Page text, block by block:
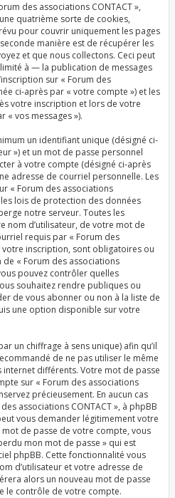
des associations CONTACT »,
quatrième sorte de cookies,
pour couvrir uniquement les pages
manière est de récupérer les
et que nous collectons. Ceci peut
à — la publication de messages
sur « Forum des
ci-après par « votre compte ») et les
votre inscription et lors de votre
« vos messages »).
un identifiant unique (désigné ci-
») et un mot de passe personnel
à votre compte (désigné ci-après
adresse de courriel personnelle. Les
« Forum des associations
lois de protection des données
notre serveur. Toutes les
nom d’utilisateur, de votre mot de
requis par « Forum des
votre inscription, sont obligatoires ou
« Forum des associations
pouvez contrôler quelles
souhaitez rendre publiques ou
de vous abonner ou non à la liste de
une option disponible sur votre
un chiffrage à sens unique) afin qu’il
de ne pas utiliser le même
différents. Votre mot de passe
sur « Forum des associations
précieusement. En aucun cas
associations CONTACT », à phpBB
vous demander légitimement votre
de passe de votre compte, vous
mon mot de passe » qui est
phpBB. Cette fonctionnalité vous
d’utilisateur et votre adresse de
alors un nouveau mot de passe
le contrôle de votre compte.